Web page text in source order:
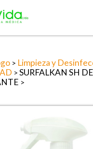
> Limpieza y
> SURFALKAN SH
>